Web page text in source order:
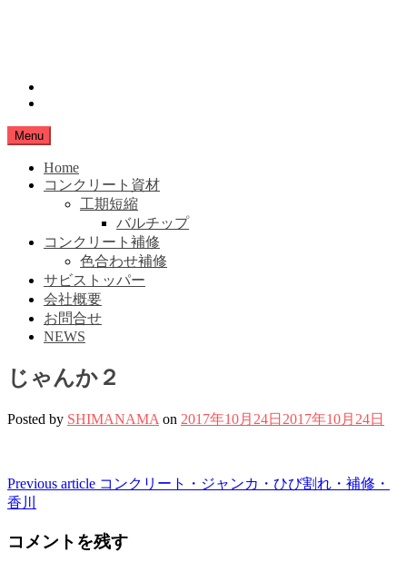
Menu
Home
コンクリート資材
工期短縮
バルチップ
コンクリート補修
色合わせ補修
サビストッパー
会社概要
お問合せ
NEWS
じゃんか２
Posted by SHIMANAMA on 2017年10月24日 2017年10月24日
Continue
Reading
Previous article コンクリート・ジャンカ・ひび割れ・補修・
香川
コメントを残す